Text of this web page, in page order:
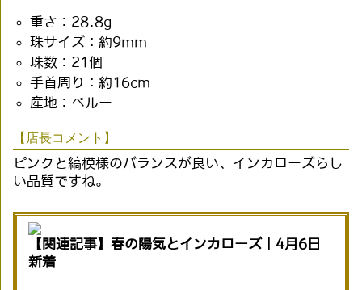
重さ：28.8g
珠サイズ：約9mm
珠数：21個
手首周り：約16cm
産地：ペルー
【店長コメント】
ピンクと縞模様のバランスが良い、インカローズらし
い品質ですね。
【関連記事】春の陽気とインカローズ｜4月6日
新着